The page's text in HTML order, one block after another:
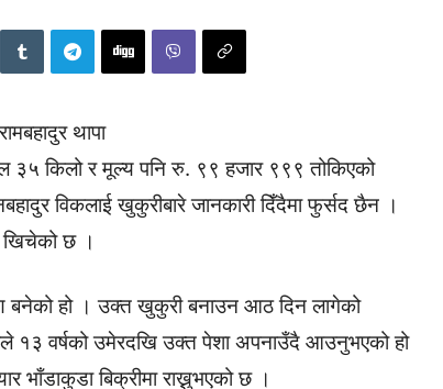
रामबहादुर थापा
किलो र मूल्य पनि रु. ९९ हजार ९९९ तोकिएको
विकलाई खुकुरीबारे जानकारी दिँदैमा फुर्सद छैन ।
खिचेको छ ।
बनेको हो । उक्त खुकुरी बनाउन आठ दिन लागेको
१३ वर्षको उमेरदखि उक्त पेशा अपनाउँदै आउनुभएको हो
भाँडाकुडा बिक्रीमा राख्नुभएको छ ।